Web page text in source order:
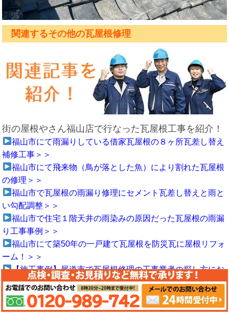
関連するその他の瓦屋根修理
街の屋根やさん福山店で行なった瓦屋根工事を紹介！
福山市にて雨漏りしている借家瓦屋根の８ヶ所瓦差し替え
補修工事＞＞
福山市にて飛来物（鳥が落とした魚）により割れた瓦屋根
の修理＞＞
福山市で瓦屋根の雨漏り修理にセメント瓦差し替えと雨と
い勾配調整＞＞
福山市で住宅１階天井の雨染みの原因だった瓦屋根の雨漏
り工事事例＞＞
福山市にて築50年の一戸建て瓦屋根を防災瓦に屋根リフォ
ーム！＞＞
【施工事例】尾道市で瓦屋根修理の工事業者の探し方にお
悩みの方＞＞